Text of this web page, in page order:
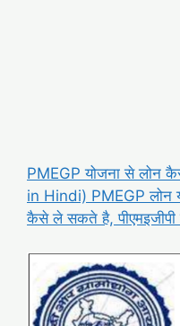
PMEGP योजना से लोन
in Hindi) PMEGP लोन
कैसे ले सकते है, पीएमइजीपी